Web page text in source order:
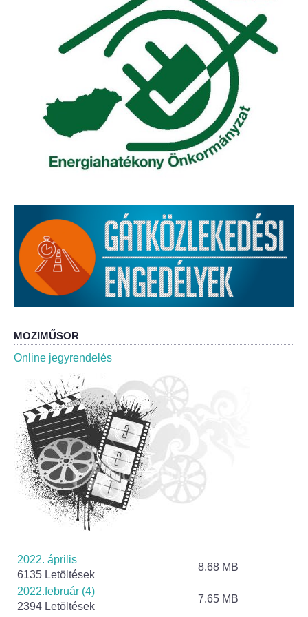
Roma Nemzetiségi Önkormányzat ülések
Rendeletek
Polgármesteri normatív határozatok
Önkormányzati támogatások
Szabályzatok
Közbeszerzések
Szerződések
Közadat
Alapítványok
Helyi Építési Szabályzat
INTÉZMÉNYEK
Bölcskei Mesevár Óvoda és Bölcsőde
Óvodakert
Egészségügy
Háziorvos
Gyermekorvos
MOZIMŰSOR
Online jegyrendelés
2022. április
6135 Letöltések
8.68 MB
2022.február (4)
2394 Letöltések
7.65 MB